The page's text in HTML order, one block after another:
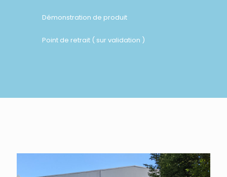
Démonstration de produit
Point de retrait ( sur validation )